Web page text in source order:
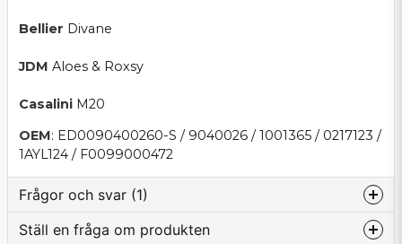
Bellier Divane
JDM Aloes & Roxsy
Casalini M20
OEM: ED0090400260-S / 9040026 / 1001365 / 0217123 /
1AYL124 / F0099000472
Frågor och svar (1)
Ställ en fråga om produkten